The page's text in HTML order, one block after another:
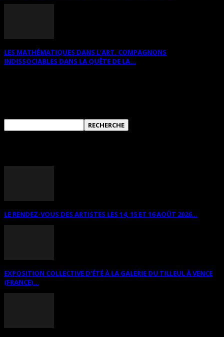
LES MATHÉMATIQUES DANS L’ART. COMPAGNONS
INDISSOCIABLES DANS LA QUÊTE DE LA...
LE RENDEZ-VOUS DES ARTISTES LES 14, 15 ET 16 AOÛT 2026...
EXPOSITION COLLECTIVE D’ÉTÉ À LA GALERIE DU TILLEUL À VENCE
(FRANCE)...